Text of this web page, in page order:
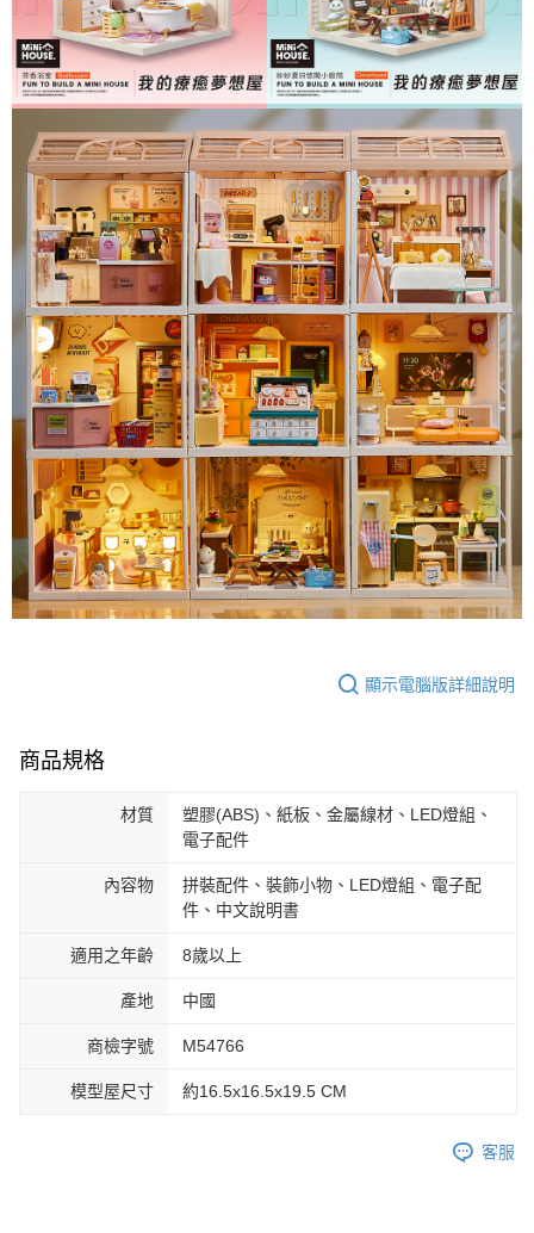
顯示電腦版詳細說明
商品規格
材質
塑膠(ABS)、紙板、金屬線材、LED燈組、
電子配件
內容物
拼裝配件、裝飾小物、LED燈組、電子配
件、中文說明書
適用之年齡 8歲以上
產地 中國
商檢字號 M54766
模型屋尺寸 約16.5x16.5x19.5 CM
客服